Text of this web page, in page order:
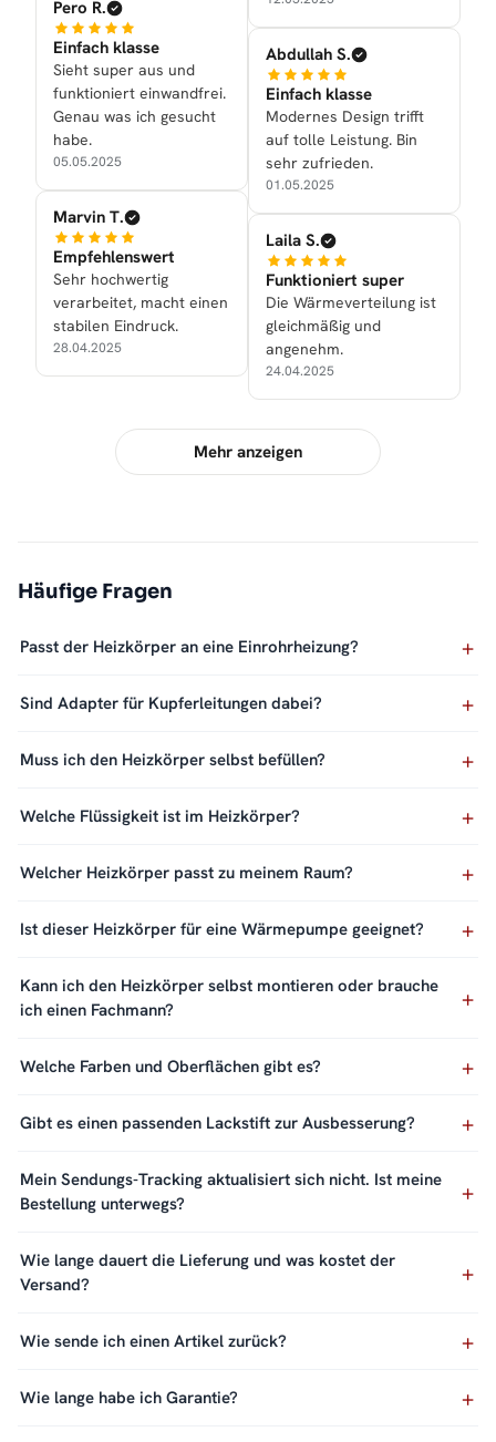
Pero R.
Einfach klasse
Sieht super aus und
funktioniert einwandfrei.
Genau was ich gesucht
habe.
05.05.2025
Marvin T.
Empfehlenswert
Sehr hochwertig
verarbeitet, macht einen
stabilen Eindruck.
28.04.2025
Abdullah S.
Einfach klasse
Modernes Design trifft
auf tolle Leistung. Bin
sehr zufrieden.
01.05.2025
Laila S.
Funktioniert super
Die Wärmeverteilung ist
gleichmäßig und
angenehm.
24.04.2025
Mehr anzeigen
Häufige Fragen
Passt der Heizkörper an eine Einrohrheizung?
Sind Adapter für Kupferleitungen dabei?
Muss ich den Heizkörper selbst befüllen?
Welche Flüssigkeit ist im Heizkörper?
Welcher Heizkörper passt zu meinem Raum?
Ist dieser Heizkörper für eine Wärmepumpe geeignet?
Kann ich den Heizkörper selbst montieren oder brauche
ich einen Fachmann?
Welche Farben und Oberflächen gibt es?
Gibt es einen passenden Lackstift zur Ausbesserung?
Mein Sendungs-Tracking aktualisiert sich nicht. Ist meine
Bestellung unterwegs?
Wie lange dauert die Lieferung und was kostet der
Versand?
Wie sende ich einen Artikel zurück?
Wie lange habe ich Garantie?